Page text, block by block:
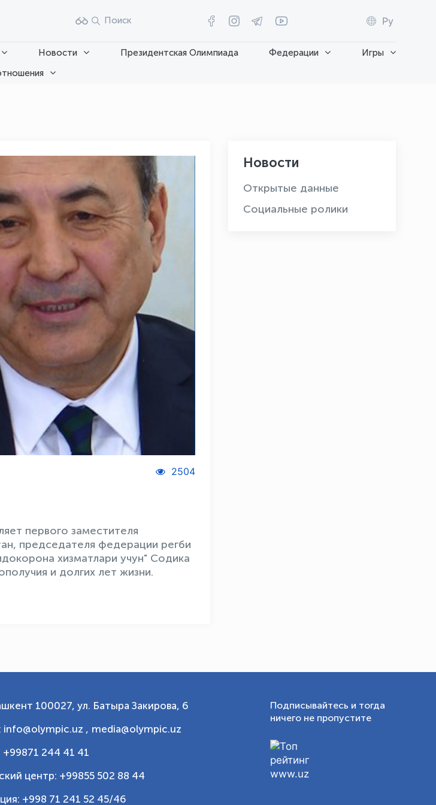
Поиск Ру
Новости Президентская Олимпиада Федерации
Игры
2504
первого заместителя
председателя федерации регби
хизматлари учун" Содика
и долгих лет жизни.
Новости
Открытые данные
Социальные ролики
100027, ул. Батыра Закирова, 6
info@olympic.uz , media@olympic.uz
244 41 41
центр: +99855 502 88 44
+998 71 241 52 45/46
Подписывайтесь и тогда
ничего не пропустите